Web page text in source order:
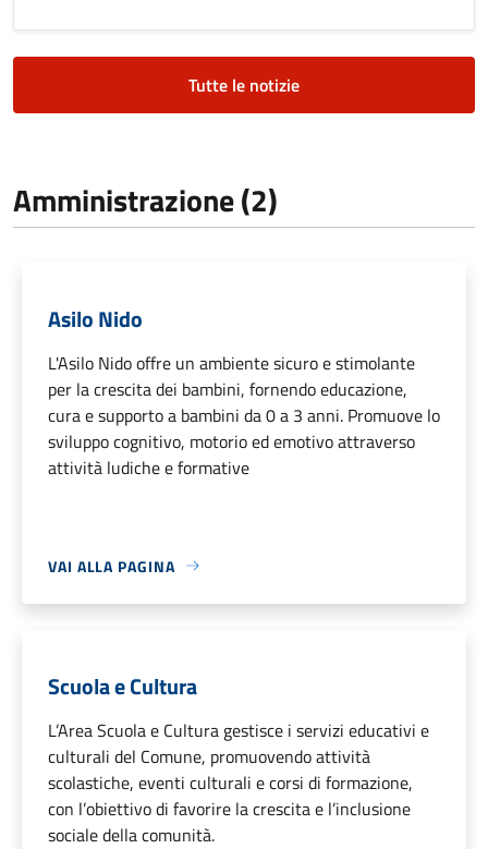
Tutte le notizie
Amministrazione (2)
Asilo Nido
L'Asilo Nido offre un ambiente sicuro e stimolante
per la crescita dei bambini, fornendo educazione,
cura e supporto a bambini da 0 a 3 anni. Promuove lo
sviluppo cognitivo, motorio ed emotivo attraverso
attività ludiche e formative
VAI ALLA PAGINA
Scuola e Cultura
L’Area Scuola e Cultura gestisce i servizi educativi e
culturali del Comune, promuovendo attività
scolastiche, eventi culturali e corsi di formazione,
con l’obiettivo di favorire la crescita e l’inclusione
sociale della comunità.